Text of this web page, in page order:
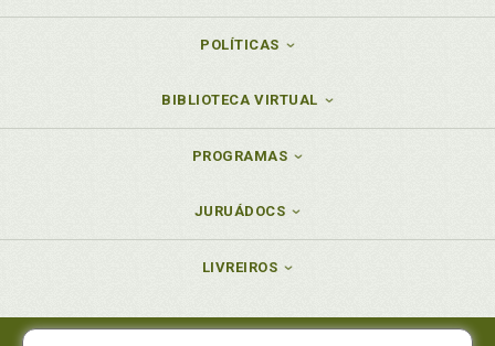
POLÍTICAS
BIBLIOTECA VIRTUAL
PROGRAMAS
JURUÁDOCS
LIVREIROS